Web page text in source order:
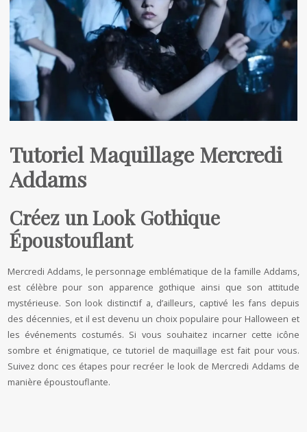
Tutoriel Maquillage Mercredi
Addams
Créez un Look Gothique
Époustouflant
Mercredi Addams, le personnage emblématique de la famille Addams,
est célèbre pour son apparence gothique ainsi que son attitude
mystérieuse. Son look distinctif a, d’ailleurs, captivé les fans depuis
des décennies, et il est devenu un choix populaire pour Halloween et
les événements costumés. Si vous souhaitez incarner cette icône
sombre et énigmatique, ce tutoriel de maquillage est fait pour vous.
Suivez donc ces étapes pour recréer le look de Mercredi Addams de
manière époustouflante.